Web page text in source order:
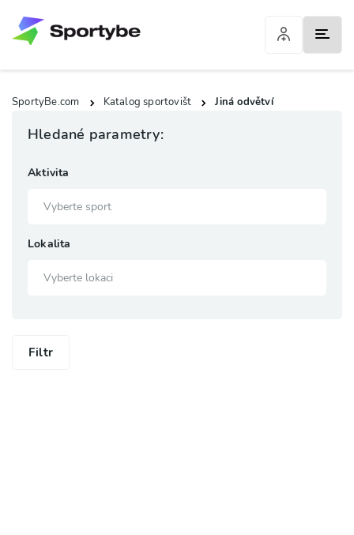
SportyBe.com Katalog sportovišt Jiná odvětví
Hledané parametry:
Aktivita
Lokalita
Filtr